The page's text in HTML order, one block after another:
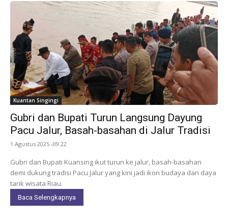
Kuantan Singingi
Gubri dan Bupati Turun Langsung Dayung
Pacu Jalur, Basah-basahan di Jalur Tradisi
1 Agustus 2025 -09:22
Gubri dan Bupati Kuansing ikut turun ke jalur, basah-basahan
demi dukung tradisi Pacu Jalur yang kini jadi ikon budaya dan daya
tarik wisata Riau.
Baca Selengkapnya